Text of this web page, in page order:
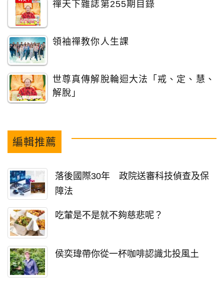
禪天下雜誌第255期目錄
領袖禪教你人生課
世尊真傳解脫輪迴大法「戒、定、慧、
解脫」
編輯推薦
落後國際30年 政院送審科技偵查及保
障法
吃葷是不是就不夠慈悲呢？
侯奕瑋帶你從一杯咖啡認識北投風土